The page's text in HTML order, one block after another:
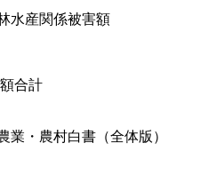
水産関係被害額
合計
業・農村白書（全体版）